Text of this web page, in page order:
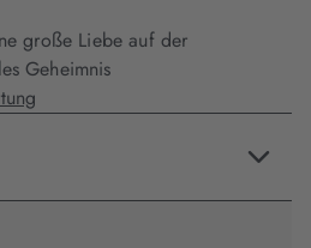
große Liebe auf der
Geheimnis